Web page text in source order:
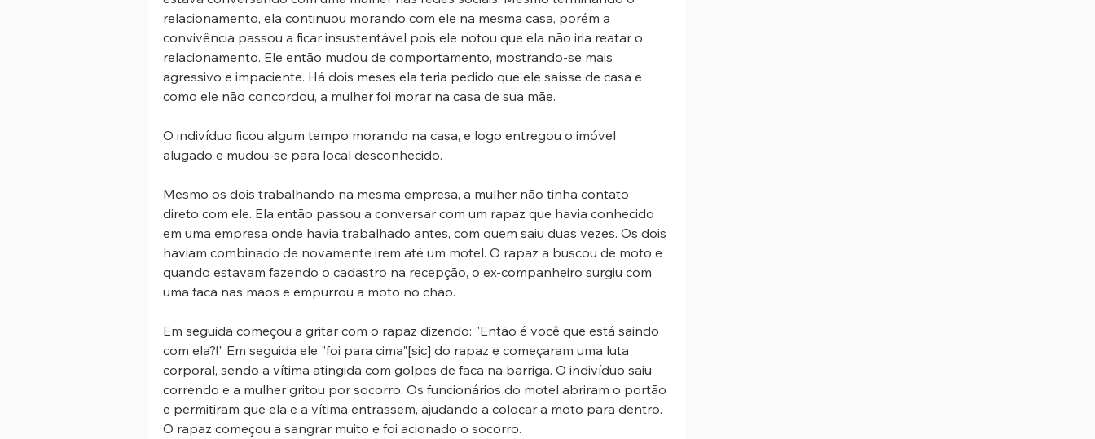
relacionamento, ela continuou morando com ele na mesma casa, porém a
convivência passou a ficar insustentável pois ele notou que ela não iria reatar o
relacionamento. Ele então mudou de comportamento, mostrando-se mais
agressivo e impaciente. Há dois meses ela teria pedido que ele saísse de casa e
como ele não concordou, a mulher foi morar na casa de sua mãe.
O indivíduo ficou algum tempo morando na casa, e logo entregou o imóvel
alugado e mudou-se para local desconhecido.
Mesmo os dois trabalhando na mesma empresa, a mulher não tinha contato
direto com ele. Ela então passou a conversar com um rapaz que havia conhecido
em uma empresa onde havia trabalhado antes, com quem saiu duas vezes. Os dois
haviam combinado de novamente irem até um motel. O rapaz a buscou de moto e
quando estavam fazendo o cadastro na recepção, o ex-companheiro surgiu com
uma faca nas mãos e empurrou a moto no chão.
Em seguida começou a gritar com o rapaz dizendo: "Então é você que está saindo
com ela?!" Em seguida ele "foi para cima"[sic] do rapaz e começaram uma luta
corporal, sendo a vítima atingida com golpes de faca na barriga. O indivíduo saiu
correndo e a mulher gritou por socorro. Os funcionários do motel abriram o portão
e permitiram que ela e a vítima entrassem, ajudando a colocar a moto para dentro.
O rapaz começou a sangrar muito e foi acionado o socorro.